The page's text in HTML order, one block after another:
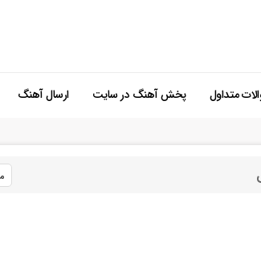
متداول پخش آهنگ در سایت ارسال آهنگ